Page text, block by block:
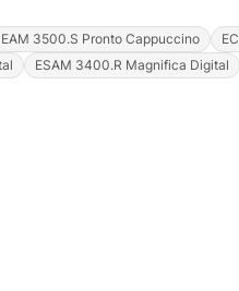
EAM 3500.S Pronto Cappuccino
ESAM 3400.R Magnifica Digital